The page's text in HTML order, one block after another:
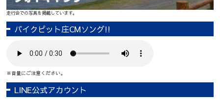
走行会での写真を掲載しています。
バイクピット庄CMソング!!
※音量にご注意ください。
LINE公式アカウント